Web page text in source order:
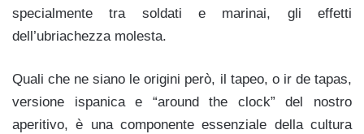
specialmente tra soldati e marinai, gli effetti
dell’ubriachezza molesta.
Quali che ne siano le origini però, il tapeo, o ir de tapas,
versione ispanica e “around the clock” del nostro
aperitivo, è una componente essenziale della cultura